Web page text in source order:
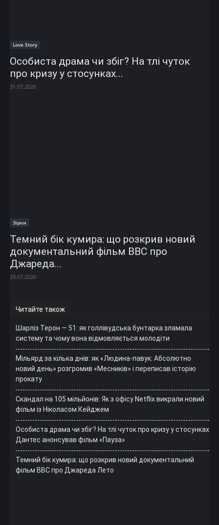
Love Story
Особиста драма чи збіг? На тлі чуток
про кризу у стосунках...
31.07.2026
Зірки
Темний бік кумира: що розкрив новий
документальний фільм ВВС про
Джареда...
29.07.2026
Читайте також
Шарліз Терон — 51: як голлівудська бунтарка зламала
систему та чому вона відмовляється молодіти
Мільярд за кілька днів: як «Людина-павук: Абсолютно
новий день» розгромив «Месників» і переписав історію
прокату
Скандал на 105 мільйонів: Як з офісу Netflix викрали новий
фільм із Ніколасом Кейджем
Особиста драма чи збіг? На тлі чуток про кризу у стосунках
Дантес анонсував фільм «Пауза»
Темний бік кумира: що розкрив новий документальний
фільм ВВС про Джареда Лето